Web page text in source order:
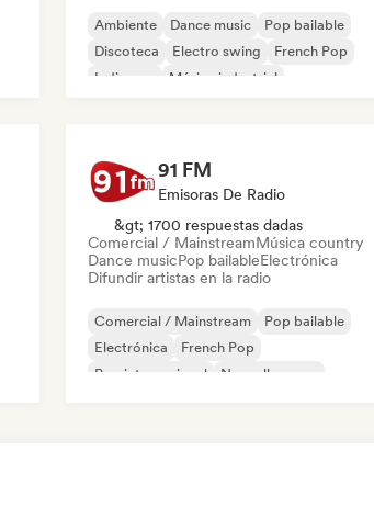
Ambiente Dance music
Pop bailable
Discoteca
Electro swing
French Pop
Indie pop
Música industrial
91 FM
Emisoras De Radio
&gt; 1700 respuestas dadas
Comercial / MainstreamMúsica country
Dance musicPop bailableElectrónica
Difundir artistas en la radio
Comercial / Mainstream
Pop bailable
Electrónica
French Pop
Pop internacional
Nouvelle scene